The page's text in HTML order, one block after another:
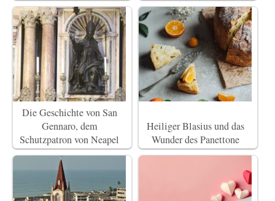
Die Geschichte von San
Gennaro, dem
Schutzpatron von Neapel
Heiliger Blasius und das
Wunder des Panettone